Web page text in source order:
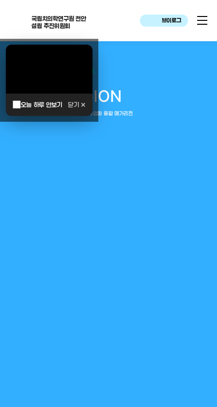
국립치의학연구원 천안
설립 추진위원회
브이로그
오늘 하루 안보기 닫기 ✕
대한민국은 두번이나 약속하였습니다.
MEGAREGION
중부권 전체를 잇는 연구–임상–평가–사업화 융합 메가리전